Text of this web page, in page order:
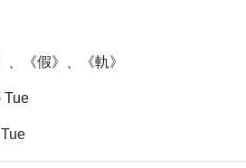
、《假》、《軌》
Tue